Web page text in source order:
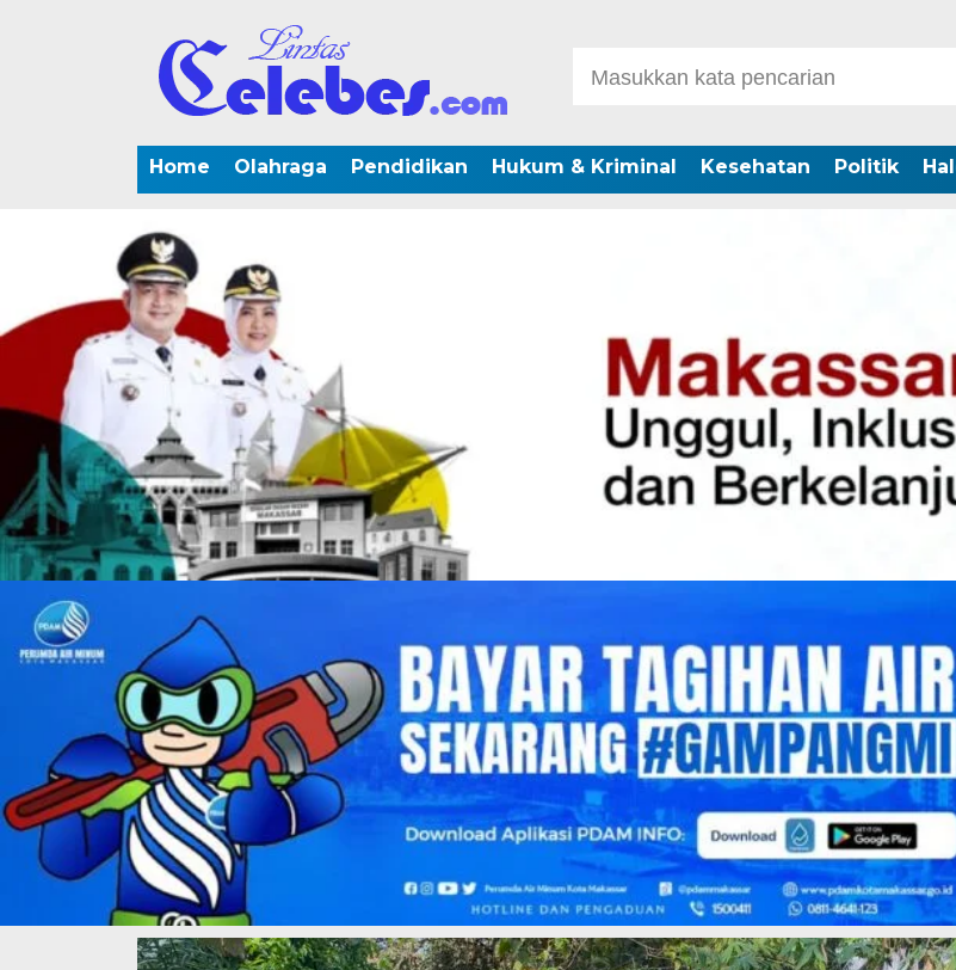
Home Olahraga Pendidikan Hukum & Kriminal Kesehatan Politik